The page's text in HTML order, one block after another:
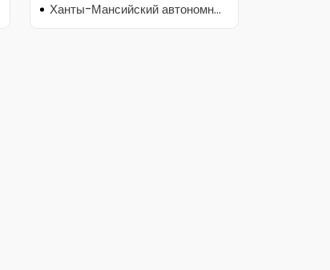
Ханты-Мансийский автономный округ, Нягань, улица Ленина, 28